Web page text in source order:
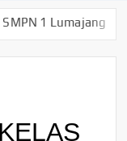
Lumajang